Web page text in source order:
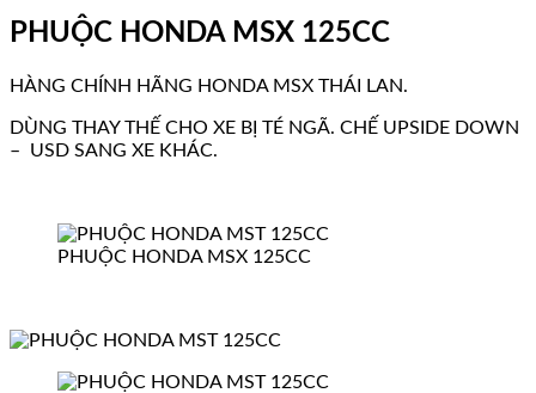
PHUỘC HONDA MSX 125CC
HÀNG CHÍNH HÃNG HONDA MSX THÁI LAN.
DÙNG THAY THẾ CHO XE BỊ TÉ NGÃ. CHẾ UPSIDE DOWN
– USD SANG XE KHÁC.
PHUỘC HONDA MSX 125CC